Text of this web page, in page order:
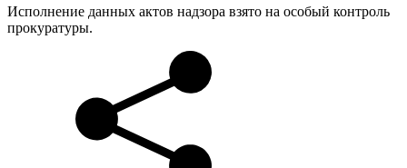
Исполнение данных актов надзора взято на особый контроль
прокуратуры.